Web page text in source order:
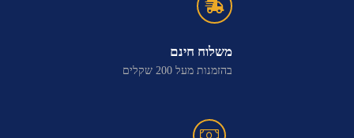
משלוח חינם
בהזמנות מעל 200 שקלים